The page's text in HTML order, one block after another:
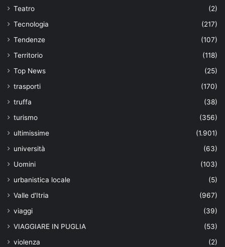
Teatro
(2)
Tecnologia
(217)
Tendenze
(107)
Territorio
(118)
Top News
(25)
trasporti
(170)
truffa
(38)
turismo
(356)
ultimissime
(1.901)
università
(63)
Uomini
(103)
urbanistica locale
(5)
Valle d'Itria
(967)
viaggi
(39)
VIAGGIARE IN PUGLIA
(53)
violenza
(2)